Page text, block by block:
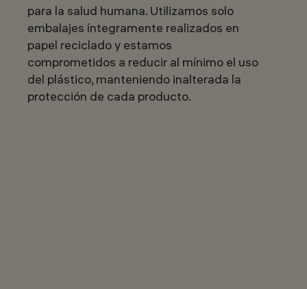
para la salud humana. Utilizamos solo
embalajes íntegramente realizados en
papel reciclado y estamos
comprometidos a reducir al mínimo el uso
del plástico, manteniendo inalterada la
protección de cada producto.